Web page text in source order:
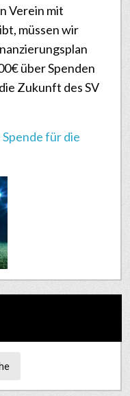
Verein mit
müssen wir
über Spenden
Zukunft des SV
für die